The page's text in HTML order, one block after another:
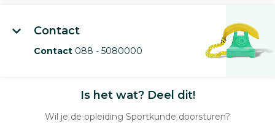
Contact
Contact 088 - 5080000
Is het wat? Deel dit!
Wil je de opleiding Sportkunde doorsturen?